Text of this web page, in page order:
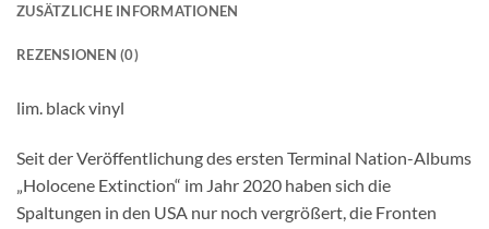
ZUSÄTZLICHE INFORMATIONEN
REZENSIONEN (0)
lim. black vinyl
Seit der Veröffentlichung des ersten Terminal Nation-Albums
„Holocene Extinction“ im Jahr 2020 haben sich die
Spaltungen in den USA nur noch vergrößert, die Fronten